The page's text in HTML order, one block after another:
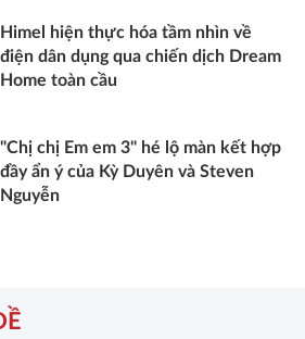
Himel hiện thực hóa tầm nhìn về
điện dân dụng qua chiến dịch Dream
Home toàn cầu
"Chị chị Em em 3" hé lộ màn kết hợp
đầy ẩn ý của Kỳ Duyên và Steven
Nguyễn